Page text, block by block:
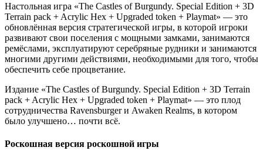
Настольная игра «The Castles of Burgundy. Special Edition + 3D
Terrain pack + Acrylic Hex + Upgraded token + Playmat» — это
обновлённая версия стратегической игры, в которой игроки
развивают свои поселения с мощными замками, занимаются
ремёслами, эксплуатируют серебряные рудники и занимаются
многими другими действиями, необходимыми для того, чтобы
обеспечить себе процветание.
Издание «The Castles of Burgundy. Special Edition + 3D Terrain
pack + Acrylic Hex + Upgraded token + Playmat» — это плод
сотрудничества Ravensburger и Awaken Realms, в котором
было улучшено… почти всё.
Роскошная версия роскошной игры